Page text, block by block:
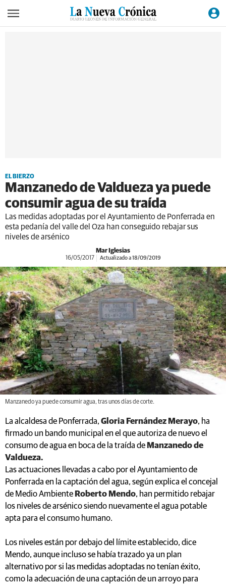
EL BIERZO
Manzanedo de Valdueza ya puede
consumir agua de su traída
Las medidas adoptadas por el Ayuntamiento de Ponferrada en
esta pedanía del valle del Oza han conseguido rebajar sus
niveles de arsénico
Mar Iglesias
16/05/2017 Actualizado a 18/09/2019
Manzanedo ya puede consumir agua, tras unos días de corte.
La alcaldesa de Ponferrada, Gloria Fernández Merayo, ha
firmado un bando municipal en el que autoriza de nuevo el
consumo de agua en boca de la traída de Manzanedo de
Valdueza.
Las actuaciones llevadas a cabo por el Ayuntamiento de
Ponferrada en la captación del agua, según explica el concejal
de Medio Ambiente Roberto Mendo, han permitido rebajar
los niveles de arsénico siendo nuevamente el agua potable
apta para el consumo humano.
Los niveles están por debajo del límite establecido, dice
Mendo, aunque incluso se había trazado ya un plan
alternativo por si las medidas adoptadas no tenían éxito,
como la adecuación de una captación de un arroyo para